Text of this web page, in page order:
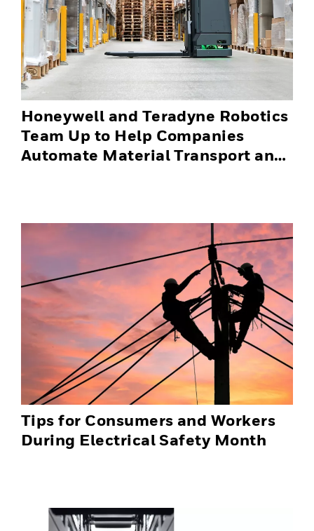
Honeywell and Teradyne Robotics
Team Up to Help Companies
Automate Material Transport and
Tips for Consumers and Workers
During Electrical Safety Month